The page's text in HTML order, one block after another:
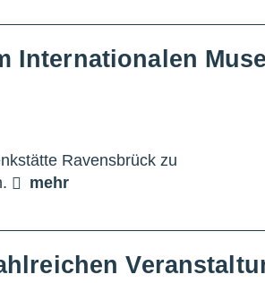
Internationalen
Ravensbrück zu
mehr